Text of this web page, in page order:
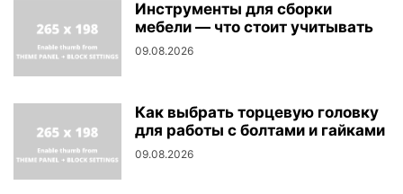
Инструменты для сборки
мебели — что стоит учитывать
09.08.2026
Как выбрать торцевую головку
для работы с болтами и гайками
09.08.2026